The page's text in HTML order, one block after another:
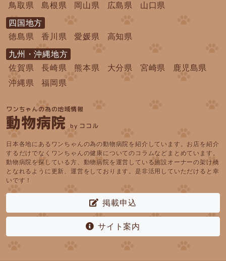
鳥取県
島根県 岡山県 広島県 山口県
四国地方
徳島県
香川県 愛媛県 高知県
九州・沖縄地方
佐賀県
長崎県 熊本県 大分県 宮崎県
鹿児島県
沖縄県
福岡県
ワンちゃんの為の地域情報
動物病院 by ココル
日本各地にあるワンちゃんの為の動物病院を紹介しています。お店を紹介
するだけでなくワンちゃんの健康についてのコラムなどまとめています。
動物病院を探している方、動物病院を運営している施設オーナーの架け橋
となれるように更新、運営をしております。是非活用していただけると幸
いです！
掲載申込
サイト案内